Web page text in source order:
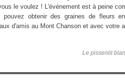
le voulez ! L'événement est à peine
pouvez obtenir des graines de fleurs
d'amis au Mont Chanson et avec votre
Le pissenlit